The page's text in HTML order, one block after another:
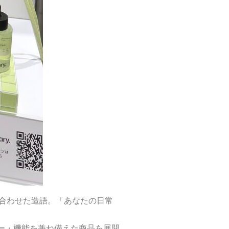
わせた造語。「あなたの日常